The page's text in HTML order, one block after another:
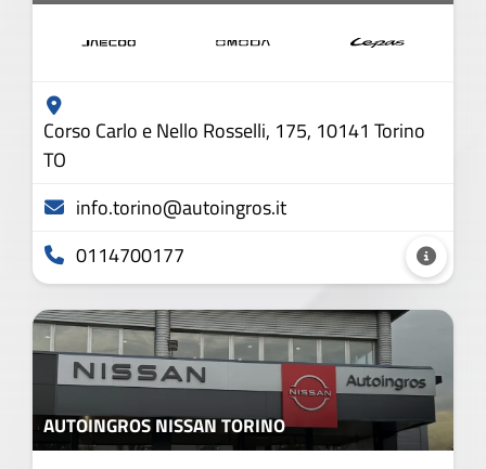
Corso Carlo e Nello Rosselli, 175, 10141 Torino
TO
info.torino@autoingros.it
0114700177
AUTOINGROS NISSAN TORINO